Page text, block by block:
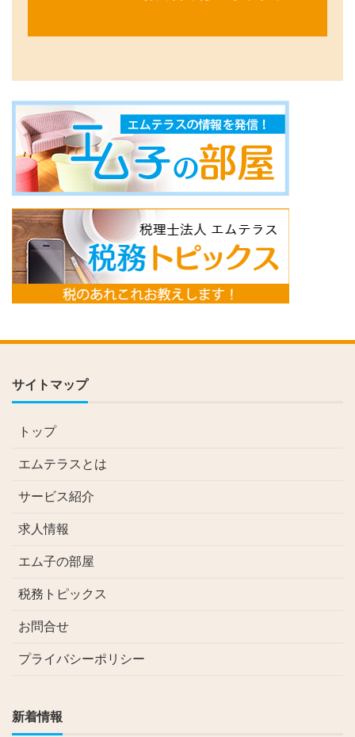
サイトマップ
トップ
エムテラスとは
サービス紹介
求人情報
エム子の部屋
税務トピックス
お問合せ
プライバシーポリシー
新着情報